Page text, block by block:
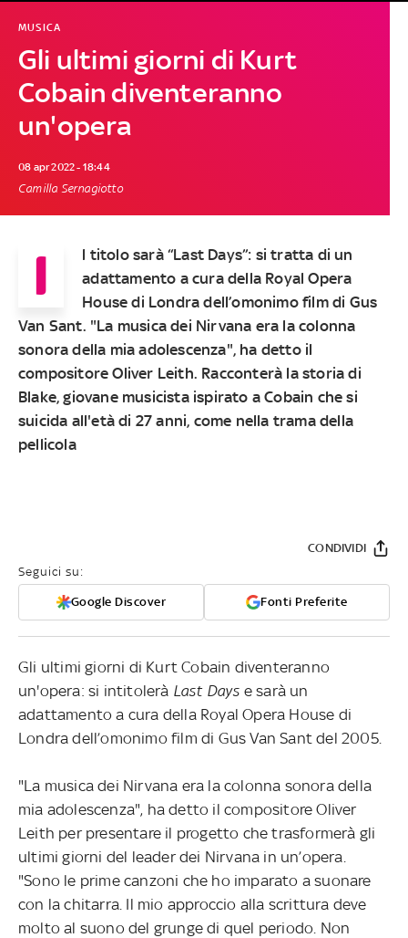
Gli ultimi giorni di Kurt
Cobain diventeranno
un'opera
MUSICA
08 apr 2022 - 18:44
Camilla Sernagiotto
I
l titolo sarà “Last Days”: si tratta di un
adattamento a cura della Royal Opera
House di Londra dell’omonimo film di Gus
Van Sant. "La musica dei Nirvana era la colonna
sonora della mia adolescenza", ha detto il
compositore Oliver Leith. Racconterà la storia di
Blake, giovane musicista ispirato a Cobain che si
suicida all'età di 27 anni, come nella trama della
pellicola
Seguici su:
Google Discover Fonti Preferite
CONDIVIDI
Gli ultimi giorni di Kurt Cobain diventeranno
un'opera: si intitolerà Last Days e sarà un
adattamento a cura della Royal Opera House di
Londra dell’omonimo film di Gus Van Sant del 2005.
"La musica dei Nirvana era la colonna sonora della
mia adolescenza", ha detto il compositore Oliver
Leith per presentare il progetto che trasformerà gli
ultimi giorni del leader dei Nirvana in un’opera.
"Sono le prime canzoni che ho imparato a suonare
con la chitarra. Il mio approccio alla scrittura deve
molto al suono del grunge di quel periodo. Non